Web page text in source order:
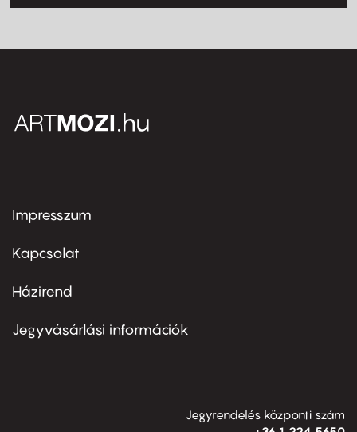
Footer
first
Impresszum
Kapcsolat
Footer
second
Házirend
Jegyvásárlási információk
Jegyrendelés központi szám